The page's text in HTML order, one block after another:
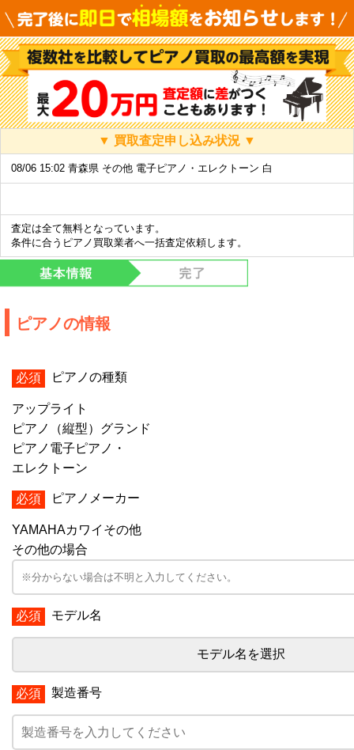
▼ 買取査定申し込み状況 ▼
08/06 15:02 青森県 その他 電子ピアノ・エレクトーン 白
査定は全て無料となっています。
条件に合うピアノ買取業者へ一括査定依頼します。
ピアノの情報
ピアノの種類
アップライト
ピアノ（縦型） グランド
ピアノ 電子ピアノ・
エレクトーン
ピアノメーカー
YAMAHAカワイ その他
その他の場合
モデル名
モデル名を選択
製造番号